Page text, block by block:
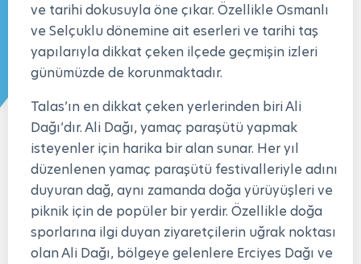
ve tarihi dokusuyla öne çıkar. Özellikle Osmanlı
ve Selçuklu dönemine ait eserleri ve tarihi taş
yapılarıyla dikkat çeken ilçede geçmişin izleri
günümüzde de korunmaktadır.
Talas’ın en dikkat çeken yerlerinden biri Ali
Dağı’dır. Ali Dağı, yamaç paraşütü yapmak
isteyenler için harika bir alan sunar. Her yıl
düzenlenen yamaç paraşütü festivalleriyle adını
duyuran dağ, aynı zamanda doğa yürüyüşleri ve
piknik için de popüler bir yerdir. Özellikle doğa
sporlarına ilgi duyan ziyaretçilerin uğrak noktası
olan Ali Dağı, bölgeye gelenlere Erciyes Dağı ve